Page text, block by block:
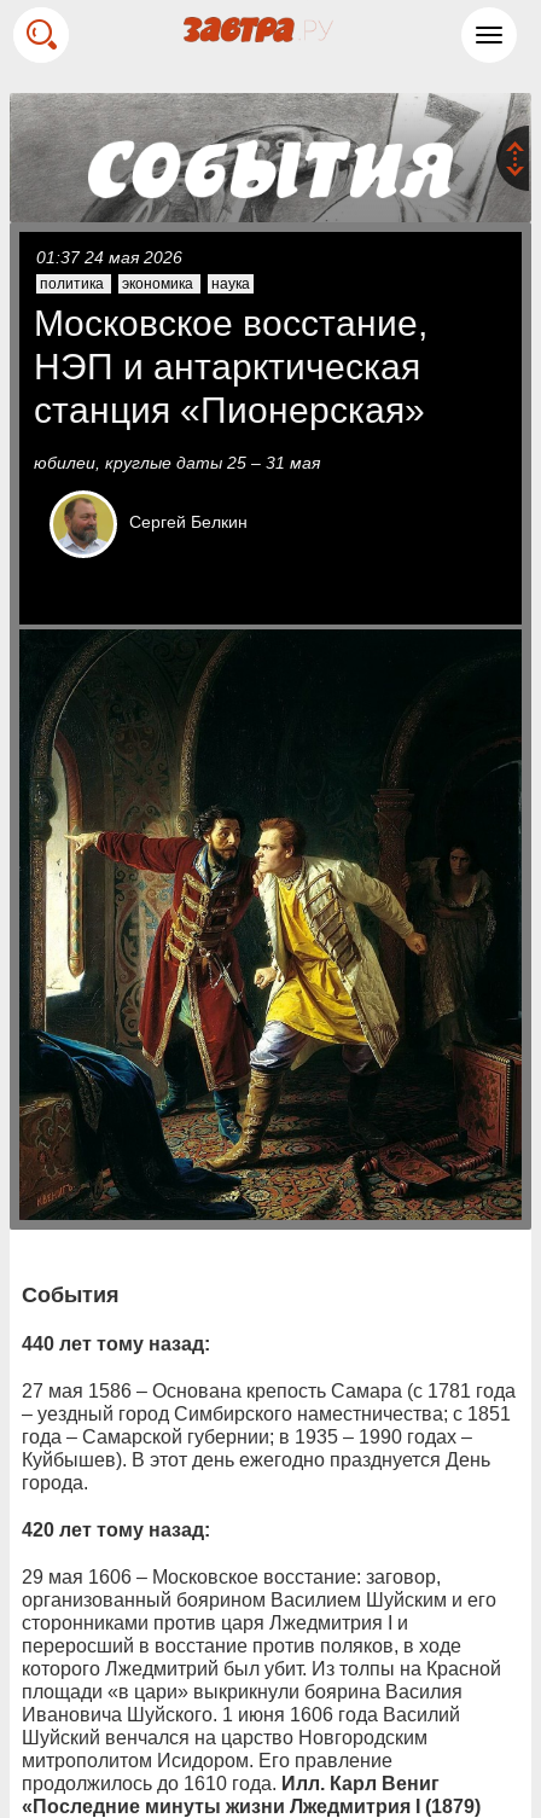
01:37 24 мая 2026
политика экономика наука
Московское восстание,
НЭП и антарктическая
станция «Пионерская»
юбилеи, круглые даты 25 – 31 мая
Сергей Белкин
События
440 лет тому назад:
27 мая 1586 – Основана крепость Самара (с 1781 года
– уездный город Симбирского наместничества; с 1851
года – Самарской губернии; в 1935 – 1990 годах –
Куйбышев). В этот день ежегодно празднуется День
города.
420 лет тому назад:
29 мая 1606 – Московское восстание: заговор,
организованный боярином Василием Шуйским и его
сторонниками против царя Лжедмитрия I и
переросший в восстание против поляков, в ходе
которого Лжедмитрий был убит. Из толпы на Красной
площади «в цари» выкрикнули боярина Василия
Ивановича Шуйского. 1 июня 1606 года Василий
Шуйский венчался на царство Новгородским
митрополитом Исидором. Его правление
продолжилось до 1610 года. Илл. Карл Вениг
«Последние минуты жизни Лжедмитрия I (1879)